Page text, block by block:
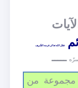
عجّل الله تعالى فرجه الشّريف
ـــــ
مجموعة من